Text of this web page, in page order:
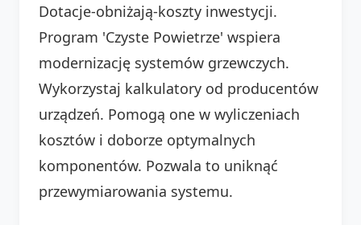
Dotacje-obniżają-koszty inwestycji.
Program 'Czyste Powietrze' wspiera
modernizację systemów grzewczych.
Wykorzystaj kalkulatory od producentów
urządzeń. Pomogą one w wyliczeniach
kosztów i doborze optymalnych
komponentów. Pozwala to uniknąć
przewymiarowania systemu.